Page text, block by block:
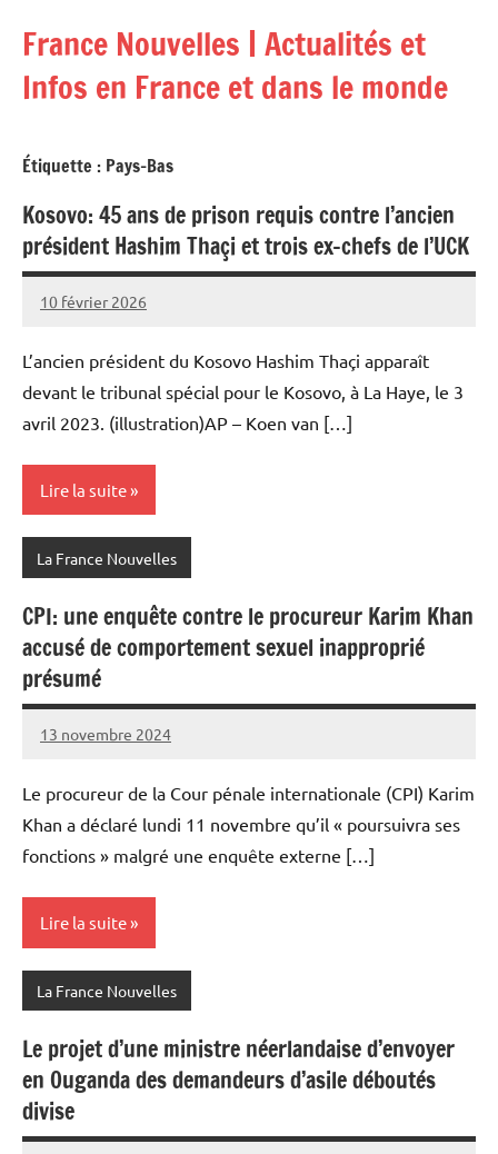
contenu
France Nouvelles | Actualités et
Infos en France et dans le monde
Étiquette : Pays-Bas
Kosovo: 45 ans de prison requis contre l’ancien
président Hashim Thaçi et trois ex-chefs de l’UCK
10 février 2026
Admins
L’ancien président du Kosovo Hashim Thaçi apparaît
devant le tribunal spécial pour le Kosovo, à La Haye, le 3
avril 2023. (illustration)AP – Koen van […]
Lire la suite
La France Nouvelles
CPI: une enquête contre le procureur Karim Khan
accusé de comportement sexuel inapproprié
présumé
13 novembre 2024
Admins
Le procureur de la Cour pénale internationale (CPI) Karim
Khan a déclaré lundi 11 novembre qu’il « poursuivra ses
fonctions » malgré une enquête externe […]
Lire la suite
La France Nouvelles
Le projet d’une ministre néerlandaise d’envoyer
en Ouganda des demandeurs d’asile déboutés
divise